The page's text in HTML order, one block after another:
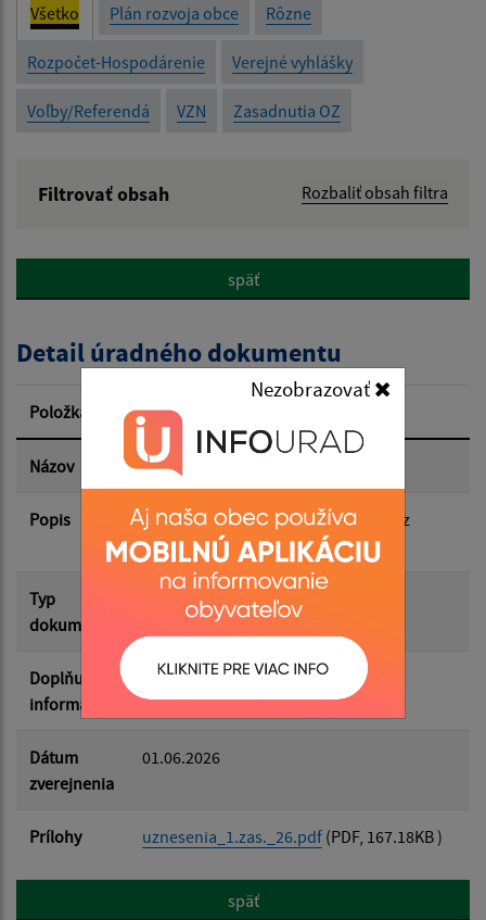
Nezobrazovať
Všetko Plán rozvoja obce Rôzne
Rozpočet-Hospodárenie Verejné vyhlášky
Voľby/Referendá VZN Zasadnutia OZ
Filtrovať obsah Rozbaliť obsah filtra
Popis:
Dátum zverejnenia od:
Dátum zverejnenia do:
Filtrovať Reset
späť
Detail úradného dokumentu
Položka Informácia
Názov Uznesenia
Popis
Uznesenia obecného zastupiteľstva z
1.zasadnutia v roku 2026
Typ
dokumentu
Zasadnutia OZ
Doplňujúce
informácie
Dátum
zverejnenia
01.06.2026
Prílohy uznesenia_1.zas._26.pdf (PDF, 167.18KB )
späť